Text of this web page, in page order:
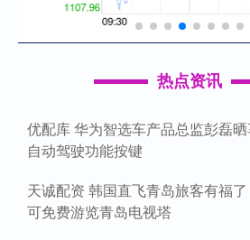
热点资讯
优配库 华为智选车产品总监彭磊
自动驾驶功能按键
天诚配资 韩国直飞青岛旅客有福
可免费游览青岛电视塔